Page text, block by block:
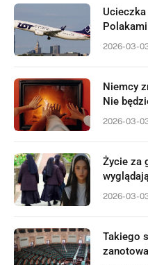
2026-03-
Niemcy
Nie
2026-03-
Życie za
2026-03-
Takiego